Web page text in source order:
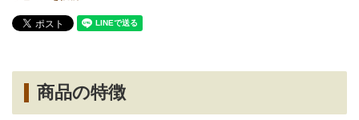
商品の特徴